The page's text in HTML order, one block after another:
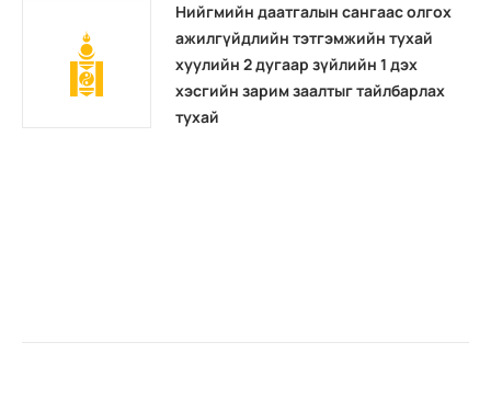
Нийгмийн даатгалын сангаас олгох
ажилгүйдлийн тэтгэмжийн тухай
хуулийн 2 дугаар зүйлийн 1 дэх
хэсгийн зарим заалтыг тайлбарлах
тухай